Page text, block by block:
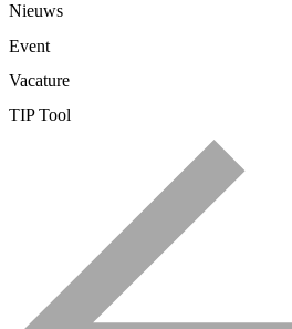
Nieuws
Event
Vacature
TIP Tool